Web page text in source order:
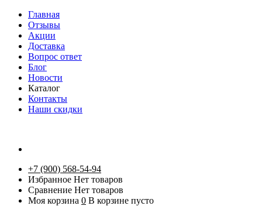
Главная
Отзывы
Акции
Доставка
Вопрос ответ
Блог
Новости
Каталог
Контакты
Наши скидки
+7 (900) 568-54-94
Избранное Нет товаров
Сравнение Нет товаров
Моя корзина 0 В корзине пусто